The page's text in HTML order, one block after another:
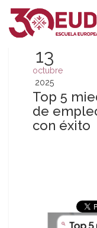
13
octubre
2025
Top 5
de
con éxito